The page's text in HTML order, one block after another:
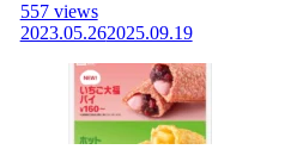
557 views
2023.05.262025.09.19